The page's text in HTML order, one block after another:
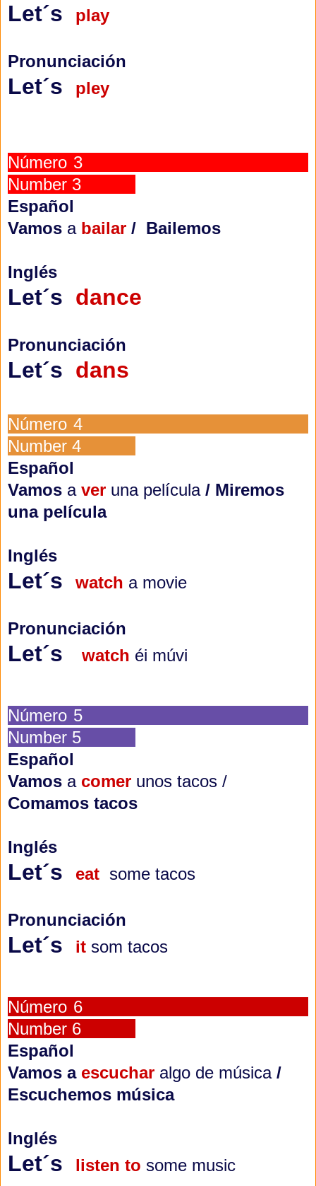
Let´s play
Pronunciación
Let´s pley
Número 3
Number 3
Español
Vamos a bailar / Bailemos
Inglés
Let´s dance
Pronunciación
Let´s dans
Número 4
Number 4
Español
Vamos a ver una película/ Miremos
una película
Inglés
Let´s watch a movie
Pronunciación
Let´s watch éi múvi
Número 5
Number 5
Español
Vamos a comer unos tacos /
Comamos tacos
Inglés
Let´s eat some tacos
Pronunciación
Let´s it som tacos
Número 6
Number 6
Español
Vamos a escuchar algo de música /
Escuchemos música
Inglés
Let´s listen to some music